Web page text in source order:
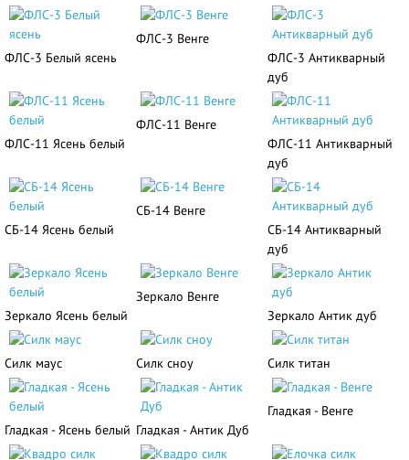
ФЛС-3 Белый ясень
ФЛС-3 Венге
ФЛС-3 Антикварный
дуб
ФЛС-11 Ясень белый
ФЛС-11 Венге
ФЛС-11 Антикварный
дуб
СБ-14 Ясень белый
СБ-14 Венге
СБ-14 Антикварный
дуб
Зеркало Ясень белый
Зеркало Венге
Зеркало Антик дуб
Силк маус Силк сноу Силк титан
Гладкая - Ясень белый Гладкая - Антик Дуб
Гладкая - Венге